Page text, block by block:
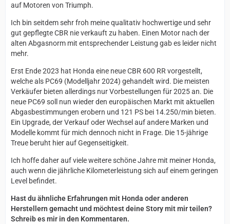
auf Motoren von Triumph.
Ich bin seitdem sehr froh meine qualitativ hochwertige und sehr
gut gepflegte CBR nie verkauft zu haben. Einen Motor nach der
alten Abgasnorm mit entsprechender Leistung gab es leider nicht
mehr.
Erst Ende 2023 hat Honda eine neue CBR 600 RR vorgestellt,
welche als PC69 (Modelljahr 2024) gehandelt wird. Die meisten
Verkäufer bieten allerdings nur Vorbestellungen für 2025 an. Die
neue PC69 soll nun wieder den europäischen Markt mit aktuellen
Abgasbestimmungen erobern und 121 PS bei 14.250/min bieten.
Ein Upgrade, der Verkauf oder Wechsel auf andere Marken und
Modelle kommt für mich dennoch nicht in Frage. Die 15-jährige
Treue beruht hier auf Gegenseitigkeit.
Ich hoffe daher auf viele weitere schöne Jahre mit meiner Honda,
auch wenn die jährliche Kilometerleistung sich auf einem geringen
Level befindet.
Hast du ähnliche Erfahrungen mit Honda oder anderen
Herstellern gemacht und möchtest deine Story mit mir teilen?
Schreib es mir in den Kommentaren.